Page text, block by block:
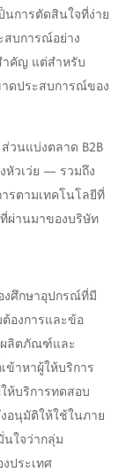
นการตัดสินใจที่ง่าย
สบการณ์อย่าง
ำคัญ แต่สำหรับ
าดประสบการณ์ของ
วนแบ่งตลาด B2B
หัวเว่ย — รวมถึง
รตามเทคโนโลยีที่
ผ่านมาของบริษัท
งศึกษาอุปกรณ์ที่มี
องการและข้อ
ผลิตภัณฑ์และ
ข้าหาผู้ให้บริการ
ห้บริการทดสอบ
อนุมัติให้ใช้ในภาย
นใจว่ากลุ่ม
ประเทศ